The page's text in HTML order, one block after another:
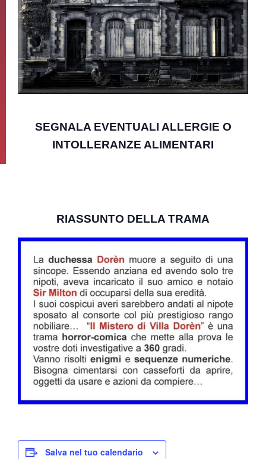
SEGNALA EVENTUALI ALLERGIE O
INTOLLERANZE ALIMENTARI
RIASSUNTO DELLA TRAMA
Salva nel tuo calendario